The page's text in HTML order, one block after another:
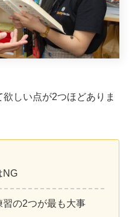
しい点が2つほどありま
NG
習の2つが最も大事